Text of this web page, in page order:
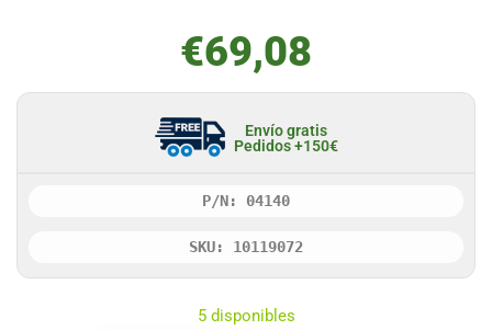
€69,08
Envío gratis
Pedidos +150€
P/N: 04140
SKU: 10119072
5 disponibles